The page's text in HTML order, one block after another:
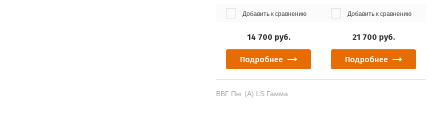
Добавить к сравнению
14 700 руб.
Подробнее
Добавить к сравнению
21 700 руб.
Подробнее
ВВГ Пнг (А) LS Гамма